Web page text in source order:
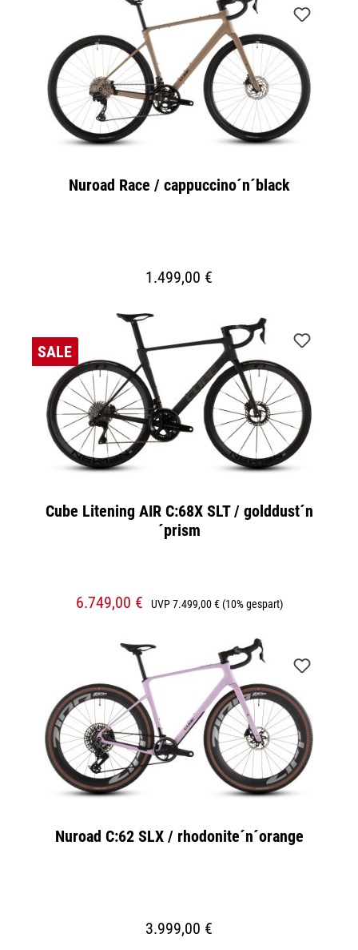
Nuroad Race / cappuccino´n´black
1.499,00 €
SALE
Cube Litening AIR C:68X SLT / golddust´n
´prism
6.749,00 € UVP7.499,00 € (10% gespart)
Nuroad C:62 SLX / rhodonite´n´orange
3.999,00 €